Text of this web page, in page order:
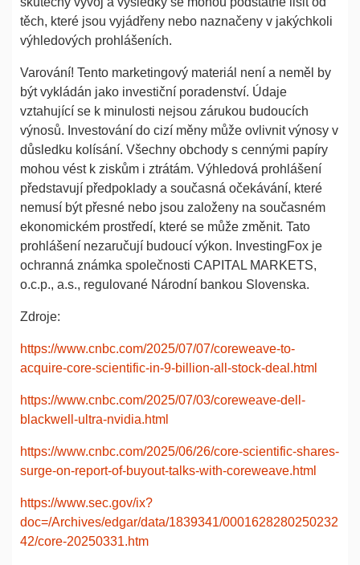
těch, které jsou vyjádřeny nebo naznačeny v jakýchkoli
výhledových prohlášeních.
Varování! Tento marketingový materiál není a neměl by
být vykládán jako investiční poradenství. Údaje
vztahující se k minulosti nejsou zárukou budoucích
výnosů. Investování do cizí měny může ovlivnit výnosy v
důsledku kolísání. Všechny obchody s cennými papíry
mohou vést k ziskům i ztrátám. Výhledová prohlášení
představují předpoklady a současná očekávání, které
nemusí být přesné nebo jsou založeny na současném
ekonomickém prostředí, které se může změnit. Tato
prohlášení nezaručují budoucí výkon. InvestingFox je
ochranná známka společnosti CAPITAL MARKETS,
o.c.p., a.s., regulované Národní bankou Slovenska.
Zdroje:
https://www.cnbc.com/2025/07/07/coreweave-to-
acquire-core-scientific-in-9-billion-all-stock-deal.html
https://www.cnbc.com/2025/07/03/coreweave-dell-
blackwell-ultra-nvidia.html
https://www.cnbc.com/2025/06/26/core-scientific-shares-
surge-on-report-of-buyout-talks-with-coreweave.html
https://www.sec.gov/ix?
doc=/Archives/edgar/data/1839341/0001628280250232
42/core-20250331.htm